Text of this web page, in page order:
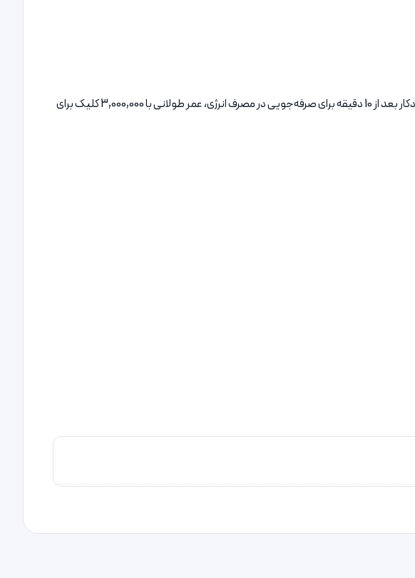
عملکرد بی‌صدا برای تجربه‌ای آرام و بدون مزاحمت، باتری قابل شارژ با قابلیت شارژ از طریق پورت USB، مجهز به حالت خواب خودکار بعد از 10 دقیقه برای صرفه‌جویی در مصرف انرژی، عمر طولانی با 3,000,000 کلیک برای